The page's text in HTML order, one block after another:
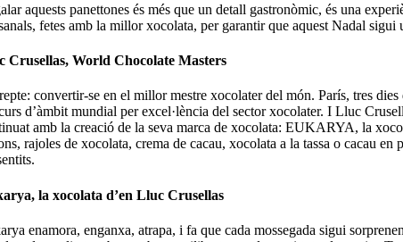
aquests panettones és més que un detall gastronòmic, és una
fetes amb la millor xocolata, per garantir que aquest Nadal sigui
Crusellas, World Chocolate Masters
convertir-se en el millor mestre xocolater del món. París, tres
d’àmbit mundial per excel·lència del sector xocolater. I Lluc
amb la creació de la seva marca de xocolata: EUKARYA, la
rajoles de xocolata, crema de cacau, xocolata a la tassa o cacau
la xocolata d’en Lluc Crusellas
enamora, enganxa, atrapa, i fa que cada mossegada sigui